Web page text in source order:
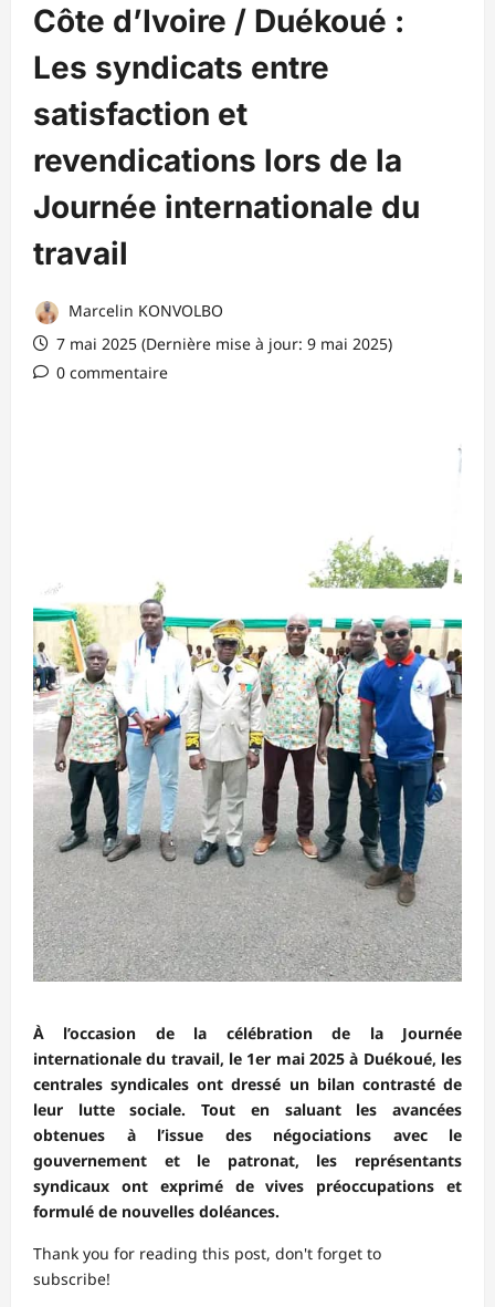
Côte d’Ivoire / Duékoué :
Les syndicats entre
satisfaction et
revendications lors de la
Journée internationale du
travail
Marcelin KONVOLBO
7 mai 2025 (Dernière mise à jour: 9 mai 2025)
0 commentaire
À l’occasion de la célébration de la Journée
internationale du travail, le 1er mai 2025 à Duékoué, les
centrales syndicales ont dressé un bilan contrasté de
leur lutte sociale. Tout en saluant les avancées
obtenues à l’issue des négociations avec le
gouvernement et le patronat, les représentants
syndicaux ont exprimé de vives préoccupations et
formulé de nouvelles doléances.
Thank you for reading this post, don't forget to
subscribe!